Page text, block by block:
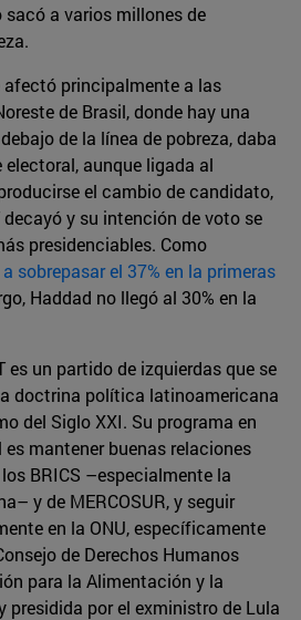
a varios millones de
afectó principalmente a las
de Brasil, donde hay una
de la línea de pobreza, daba
electoral, aunque ligada al
el cambio de candidato,
y su intención de voto se
presidenciables. Como
sobrepasar el 37% en la primeras
Haddad no llegó al 30% en la
es un partido de izquierdas que se
doctrina política latinoamericana
del Siglo XXI. Su programa en
mantener buenas relaciones
BRICS –especialmente la
y de MERCOSUR, y seguir
en la ONU, específicamente
de Derechos Humanos
para la Alimentación y la
presidida por el exministro de Lula